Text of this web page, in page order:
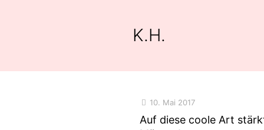
K.H.
10. Mai 2017
Auf diese coole Art